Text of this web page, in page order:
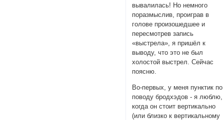
вывалилась! Но немного
поразмыслив, проиграв в
голове произошедшее и
пересмотрев запись
«выстрела», я пришёл к
выводу, что это не был
холостой выстрел. Сейчас
поясню.
Во-первых, у меня пунктик по
поводу бродхэдов - я люблю,
когда он стоит вертикально
(или близко к вертикальному